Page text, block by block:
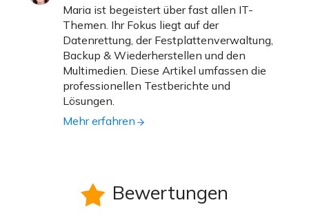
Maria ist begeistert über fast allen IT-
Themen. Ihr Fokus liegt auf der
Datenrettung, der Festplattenverwaltung,
Backup & Wiederherstellen und den
Multimedien. Diese Artikel umfassen die
professionellen Testberichte und
Lösungen.
Mehr erfahren
 Bewertungen